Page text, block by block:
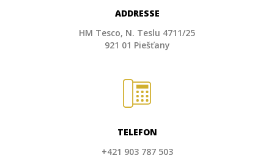
ADDRESSE
HM Tesco, N. Teslu 4711/25
921 01 Piešťany
TELEFON
+421 903 787 503